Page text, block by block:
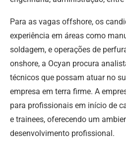
Para as vagas offshore, os
experiência em áreas como
soldagem, e operações de
onshore, a Ocyan procura
técnicos que possam atuar no
empresa em terra firme. A
para profissionais em início de
e trainees, oferecendo um
desenvolvimento profissional.